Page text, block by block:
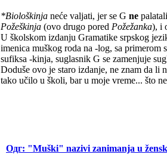
*Biološkinja neće valjati, jer se G ne
Požeškinja (ovo drugo pored Požežanka), i
U školskom izdanju Gramatike srpskog
imenica muškog roda na -log, sa
sufiksa -kinja, suglasnik G se zamenjuje
Doduše ovo je staro izdanje, ne znam da li
tako učilo u školi, bar u moje vreme... što
Одг: "Muški" nazivi zanimanja u